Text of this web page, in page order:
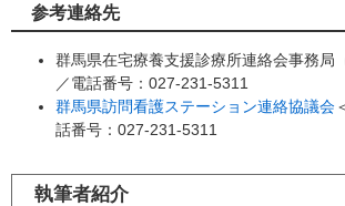
参考連絡先
群馬県在宅療養支援診療所連絡会事務局
／電話番号：027-231-5311
群馬県訪問看護ステーション連絡協議会
話番号：027-231-5311
執筆者紹介